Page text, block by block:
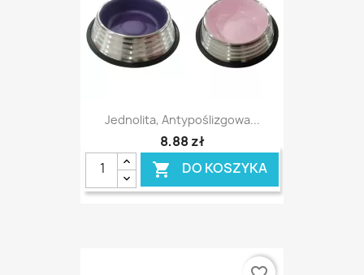
Jednolita, Antypoślizgowa...
8,88 zł
 DO KOSZYKA